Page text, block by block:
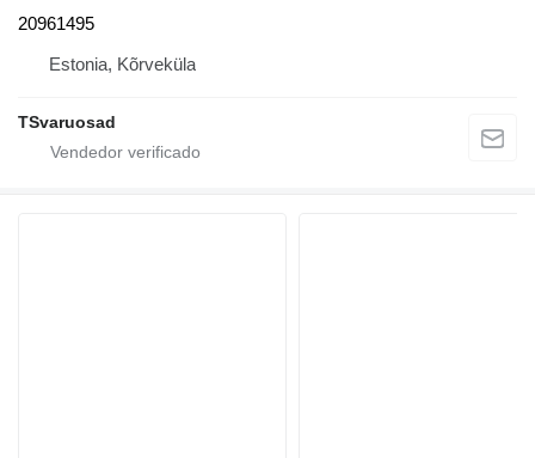
20961495
Estonia, Kõrveküla
TSvaruosad